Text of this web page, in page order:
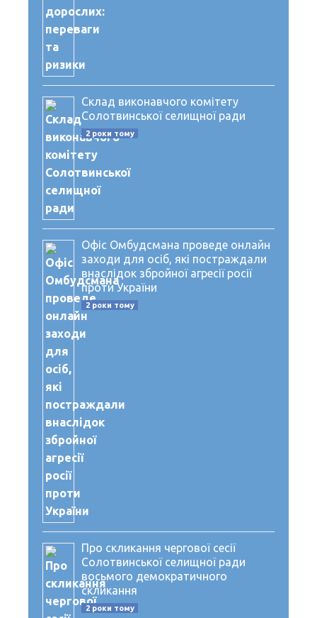
Склад виконавчого комітету
Солотвинської селищної ради
2 роки тому
Офіс Омбудсмана проведе онлайн
заходи для осіб, які постраждали
внаслідок збройної агресії росії
проти України
2 роки тому
Про скликання чергової сесії
Солотвинської селищної ради
восьмого демократичного
скликання
2 роки тому